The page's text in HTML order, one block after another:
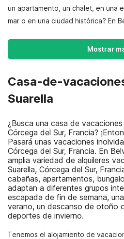
un apartamento, un chalet, en una
mar o en una ciudad histórica? En
Mostrar
Casa-de-
Suarella
¿Busca una casa de
Córcega del Sur, Francia?
Pasará unas vacaciones
Córcega del Sur, Francia. En
amplia variedad de alquileres
Suarella, Córcega del Sur,
cabañas, apartamentos,
adaptan a diferentes grupos
escapada de fin de semana,
verano, un descanso de otoño
deportes de invierno.
Tenemos el alojamiento de